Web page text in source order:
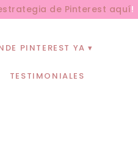
de Pinterest aquí!
PINTEREST YA
TESTIMONIALES